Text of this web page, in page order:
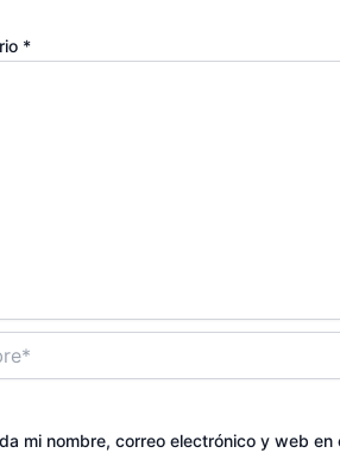
*
mi nombre, correo electrónico y web